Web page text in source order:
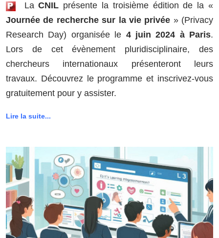
LaCNIL présente la troisième édition de la «
Journée de recherche sur la vie privée » (Privacy
Research Day) organisée le 4 juin 2024 à Paris.
Lors de cet évènement pluridisciplinaire, des
chercheurs internationaux présenteront leurs
travaux. Découvrez le programme et inscrivez-vous
gratuitement pour y assister.
Lire la suite...